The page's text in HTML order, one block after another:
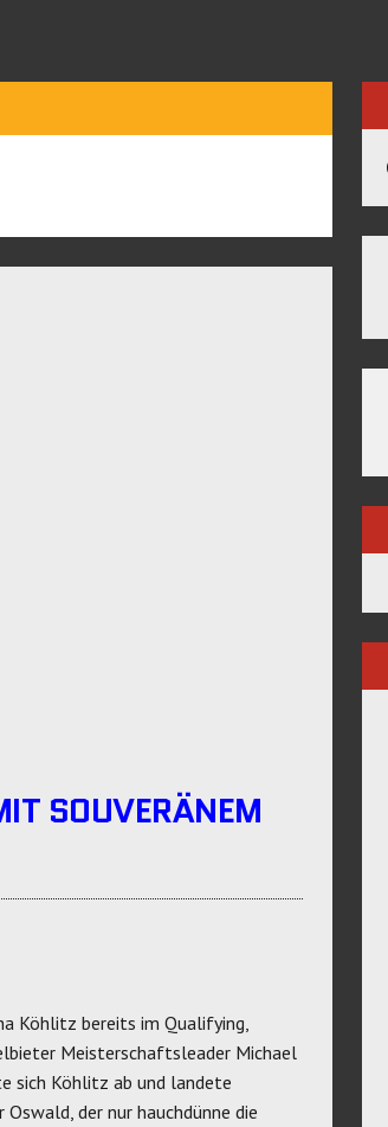
SOUVERÄNEM
Köhlitz bereits im Qualifying,
Meisterschaftsleader Michael
sich Köhlitz ab und landete
der nur hauchdünne die